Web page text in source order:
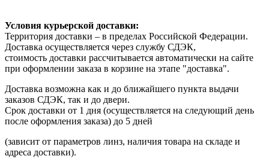
Условия курьерской доставки:
Территория доставки – в пределах Российской Федерации.
Доставка осуществляется через службу СДЭК,
стоимость доставки рассчитывается автоматически на сайте
при оформлении заказа в корзине на этапе "доставка".
Доставка возможна как и до ближайшего пункта выдачи
заказов СДЭК, так и до двери.
Срок доставки от 1 дня (осуществляется на следующий день
после оформления заказа) до 5 дней
(зависит от параметров линз, наличия товара на складе и
адреса доставки).